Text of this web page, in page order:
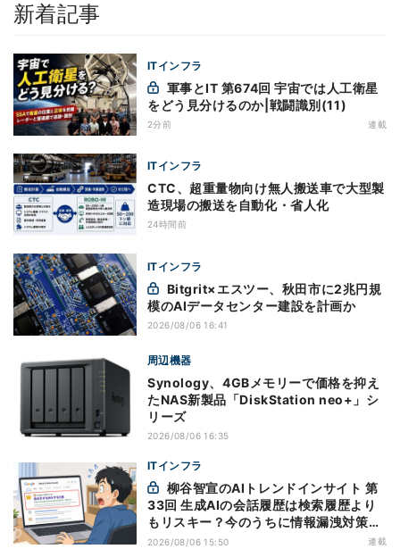
新着記事
ITインフラ
をどう見分けるのか|戦闘識別(11)
2分前 連載
ITインフラ
CTC、超重量物向け無人搬送車で大型製
造現場の搬送を自動化・省人化
24時間前
ITインフラ
模のAIデータセンター建設を計画か
2026/08/06 16:41
周辺機器
Synology、4GBメモリーで価格を抑え
たNAS新製品「DiskStation neo+」シ
リーズ
2026/08/06 16:35
ITインフラ
33回 生成AIの会話履歴は検索履歴より
もリスキー？今のうちに情報漏洩対策を
万全にしておこう
2026/08/06 15:50 連載